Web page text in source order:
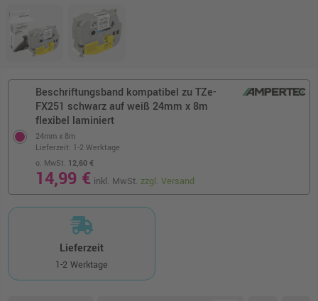
Beschriftungsband kompatibel zu TZe-
FX251 schwarz auf weiß 24mm x 8m
flexibel laminiert
24mm x 8m
o. MwSt. 12,60 €
14,99 € inkl. MwSt.zzgl. Versand
Lieferzeit: 1-2 Werktage
Lieferzeit
1-2 Werktage